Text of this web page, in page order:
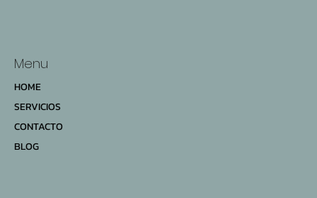
Menu
HOME
SERVICIOS
CONTACTO
BLOG